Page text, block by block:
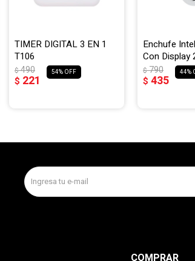
TIMER DIGITAL 3 EN 1
T106
$ 221
$490 54
Enchufe
Con Display
$ 435
$790 44